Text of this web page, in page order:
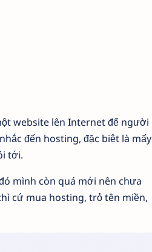
website lên Internet để người
đến hosting, đặc biệt là mấy
tới.
mình còn quá mới nên chưa
cứ mua hosting, trỏ tên miền,